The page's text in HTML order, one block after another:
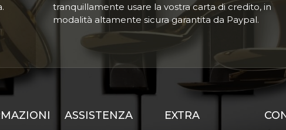
tranquillamente usare la vostra carta di credito, in
modalità altamente sicura garantita da Paypal.
ASSISTENZA EXTRA